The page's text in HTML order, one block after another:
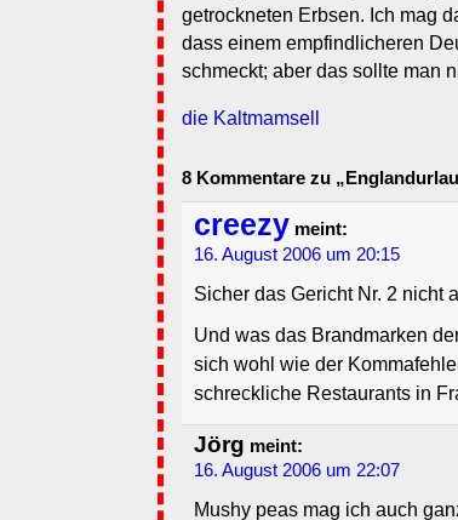
getrockneten Erbsen. Ich mag
dass einem empfindlicheren
schmeckt; aber das sollte man
die Kaltmamsell
8 Kommentare zu
creezy meint:
16. August 2006 um 20:15
Sicher das Gericht Nr. 2 nicht
Und was das Brandmarken
sich wohl wie der
schreckliche Restaurants in
Jörg meint:
16. August 2006 um 22:07
Mushy peas mag ich auch